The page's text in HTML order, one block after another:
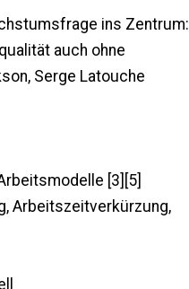
ins Zentrum:
auch ohne
Serge Latouche
[3][5]
Arbeitszeitverkürzung,